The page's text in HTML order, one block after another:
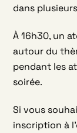
dans
À 16h30, un
autour du
pendant les
soirée.
Si vous
inscription à